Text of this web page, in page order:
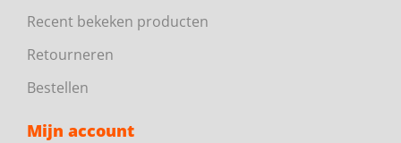
Recent bekeken producten
Retourneren
Bestellen
Mijn account